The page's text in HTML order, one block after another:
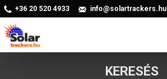
+36 20 520 4933 info@solartrackers.hu
KERESÉS